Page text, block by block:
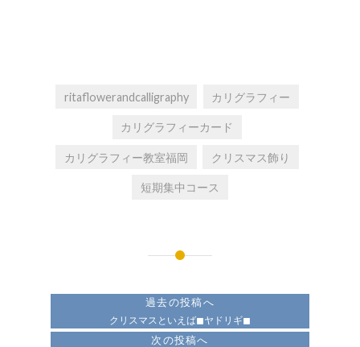
ritaflowerandcalligraphy カリグラフィー
カリグラフィーカード
カリグラフィー教室福岡 クリスマス飾り
短期集中コース
過去の投稿へ
クリスマスといえば◼ヤドリギ◼
次の投稿へ